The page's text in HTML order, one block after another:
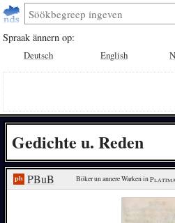
Spraak ännern op:
Deutsch English
Gedichte u. Reden
PBuB Böker un annere Warken in